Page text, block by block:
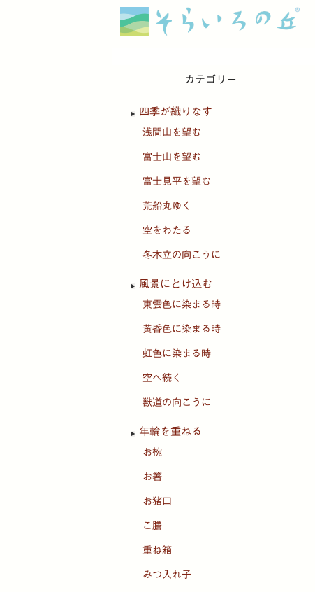
カテゴリー
四季が織りなす
浅間山を望む
富士山を望む
富士見平を望む
荒船丸ゆく
空をわたる
冬木立の向こうに
風景にとけ込む
東雲色に染まる時
黄昏色に染まる時
虹色に染まる時
空へ続く
獣道の向こうに
年輪を重ねる
お椀
お箸
お猪口
こ膳
重ね箱
みつ入れ子